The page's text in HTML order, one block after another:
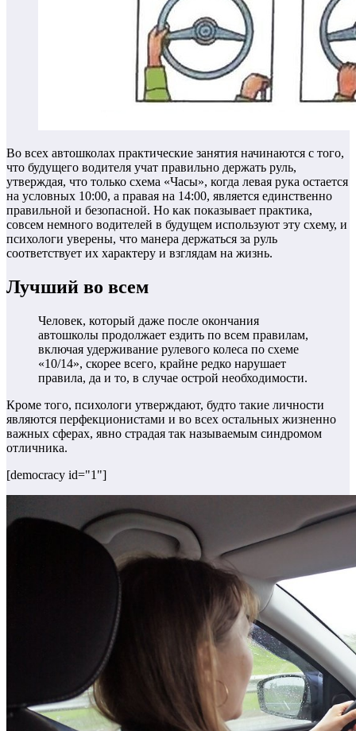
Во всех автошколах практические занятия начинаются с того,
что будущего водителя учат правильно держать руль,
утверждая, что только схема «Часы», когда левая рука остается
на условных 10:00, а правая на 14:00, является единственно
правильной и безопасной. Но как показывает практика,
совсем немного водителей в будущем используют эту схему, и
психологи уверены, что манера держаться за руль
соответствует их характеру и взглядам на жизнь.
Лучший во всем
Человек, который даже после окончания
автошколы продолжает ездить по всем правилам,
включая удерживание рулевого колеса по схеме
«10/14», скорее всего, крайне редко нарушает
правила, да и то, в случае острой необходимости.
Кроме того, психологи утверждают, будто такие личности
являются перфекционистами и во всех остальных жизненно
важных сферах, явно страдая так называемым синдромом
отличника.
[democracy id="1"]